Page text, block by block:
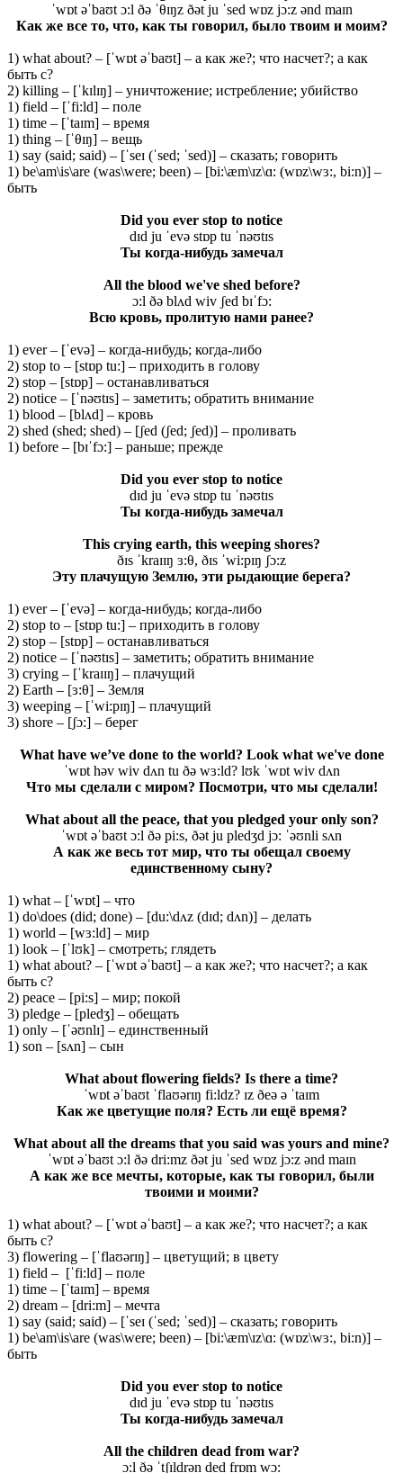
ˈwɒt əˈbaʊt ɔ:l ðə ˈθɪŋz ðət ju ˈsed wɒz jɔ:z ənd maɪn
Как же все то, что, как ты говорил, было твоим и моим?
1) what about? – [ˈwɒt əˈbaʊt] – а как же?; что насчет?; а как
быть с?
2) killing – [ˈkɪlɪŋ] – уничтожение; истребление; убийство
1) field – [ˈfi:ld] – поле
1) time – [ˈtaɪm] – время
1) thing – [ˈθɪŋ] – вещь
1) say (said; said) – [ˈseɪ (ˈsed; ˈsed)] – сказать; говорить
1) be\am\is\are (was\were; been) – [bi:\æm\ɪz\ɑ: (wɒz\wɜ:, bi:n)] –
быть
Did you ever stop to notice
dɪd ju ˈevə stɒp tu ˈnəʊtɪs
Ты когда-нибудь замечал
All the blood we've shed before?
ɔ:l ðə blʌd wiv ʃed bɪˈfɔ:
Всю кровь, пролитую нами ранее?
1) ever – [ˈevə] – когда-нибудь; когда-либо
2) stop to – [stɒp tu:] – приходить в голову
2) stop – [stɒp] – останавливаться
2) notice – [ˈnəʊtɪs] – заметить; обратить внимание
1) blood – [blʌd] – кровь
2) shed (shed; shed) – [ʃed (ʃed; ʃed)] – проливать
1) before – [bɪˈfɔ:] – раньше; прежде
Did you ever stop to notice
dɪd ju ˈevə stɒp tu ˈnəʊtɪs
Ты когда-нибудь замечал
This crying earth, this weeping shores?
ðɪs ˈkraɪɪŋ ɜ:θ, ðɪs ˈwi:pɪŋ ʃɔ:z
Эту плачущую Землю, эти рыдающие берега?
1) ever – [ˈevə] – когда-нибудь; когда-либо
2) stop to – [stɒp tu:] – приходить в голову
2) stop – [stɒp] – останавливаться
2) notice – [ˈnəʊtɪs] – заметить; обратить внимание
3) crying – [ˈkraɪɪŋ] – плачущий
2) Earth – [ɜ:θ] – Земля
3) weeping – [ˈwi:pɪŋ] – плачущий
3) shore – [ʃɔ:] – берег
What have we’ve done to the world? Look what we've done
ˈwɒt həv wiv dʌn tu ðə wɜ:ld? lʊk ˈwɒt wiv dʌn
Что мы сделали с миром? Посмотри, чтомы сделали!
What about all the peace, that you pledged your only son?
ˈwɒt əˈbaʊt ɔ:l ðə pi:s, ðət ju pledʒd jɔ: ˈəʊnli sʌn
А как же весь тот мир, что ты обещал своему
единственному сыну?
1) what – [ˈwɒt] – что
1) do\does (did; done) – [du:\dʌz (dɪd; dʌn)] – делать
1) world – [wɜ:ld] – мир
1) look – [ˈlʊk] – смотреть; глядеть
1) what about? – [ˈwɒt əˈbaʊt] – а как же?; что насчет?; а как
быть с?
2) peace – [pi:s] – мир; покой
3) pledge – [pledʒ] – обещать
1) only – [ˈəʊnlɪ] – единственный
1) son – [sʌn] – сын
What about flowering fields? Is there a time?
ˈwɒt əˈbaʊt ˈflaʊərɪŋ fi:ldz? ɪz ðeə ə ˈtaɪm
Как же цветущие поля? Есть ли ещё время?
What about all the dreams that you said was yours and mine?
ˈwɒt əˈbaʊt ɔ:l ðə dri:mz ðət ju ˈsed wɒz jɔ:z ənd maɪn
А как же все мечты, которые, как ты говорил, были
твоими и моими?
1) what about? – [ˈwɒt əˈbaʊt] – а как же?; что насчет?; а как
быть с?
3) flowering – [ˈflaʊərɪŋ] – цветущий; в цвету
1) field – [ˈfi:ld] – поле
1) time – [ˈtaɪm] – время
2) dream – [dri:m] – мечта
1) say (said; said) – [ˈseɪ (ˈsed; ˈsed)] – сказать; говорить
1) be\am\is\are (was\were; been) – [bi:\æm\ɪz\ɑ: (wɒz\wɜ:, bi:n)] –
быть
Did you ever stop to notice
dɪd ju ˈevə stɒp tu ˈnəʊtɪs
Ты когда-нибудь замечал
All the children dead from war?
ɔ:l ðə ˈtʃɪldrən ded frɒm wɔ: